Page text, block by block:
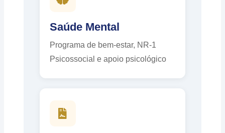
Saúde Mental
Programa de bem-estar, NR-1
Psicossocial e apoio psicológico